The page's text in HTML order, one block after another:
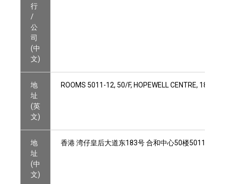
行
/
公
司
(中
文)
地
址
(英
文)
ROOMS 5011-12, 50/F, HOPEWELL CENTRE, 183
地
址
(中
文)
香港 湾仔皇后大道东183号 合和中心50楼5011-